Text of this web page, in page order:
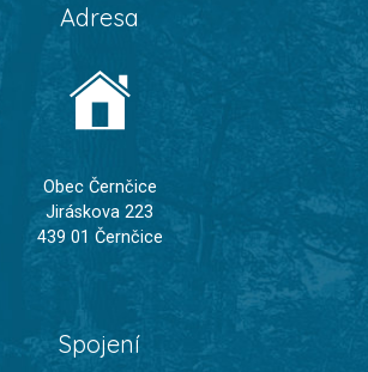
Adresa
Obec Černčice
Jiráskova 223
439 01 Černčice
Spojení